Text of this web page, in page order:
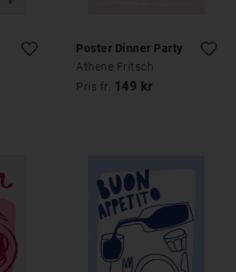
Poster Dinner Party
Athene Fritsch
Pris fr. 149 kr